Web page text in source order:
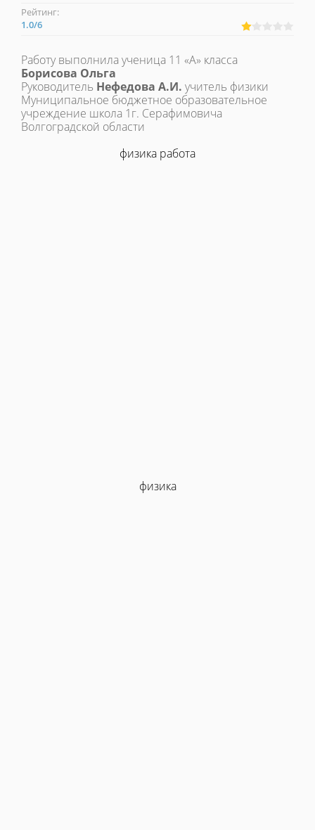
Рейтинг:
1.0/6
Работу выполнила ученица 11 «А» класса
Борисова Ольга
Руководитель Нефедова А.И. учитель физики
Муниципальное бюджетное образовательное
учреждение школа 1г. Серафимовича
Волгоградской области
физика работа
физика